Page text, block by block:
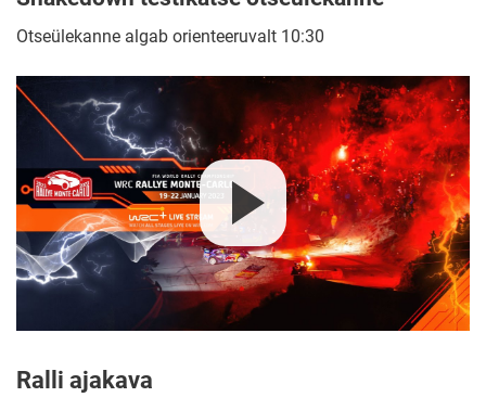
Otseülekanne algab orienteeruvalt 10:30
Ralli ajakava